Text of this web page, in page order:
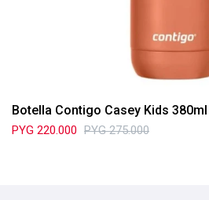
Botella Contigo Casey Kids
PYG 220.000 PYG 275.000